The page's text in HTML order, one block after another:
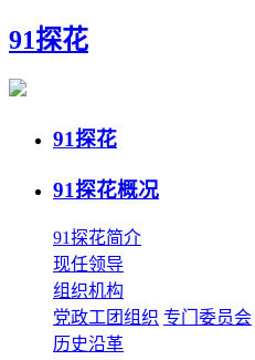
91探花
91探花
91探花概况
91探花简介
现任领导
组织机构
党政工团组织 专门委员会
历史沿革